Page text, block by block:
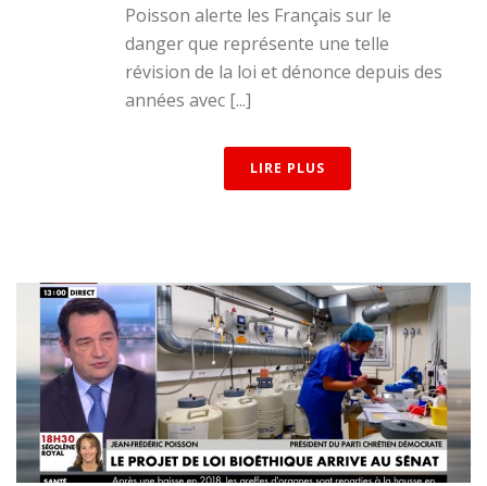
Poisson alerte les Français sur le
danger que représente une telle
révision de la loi et dénonce depuis des
années avec [...]
LIRE PLUS